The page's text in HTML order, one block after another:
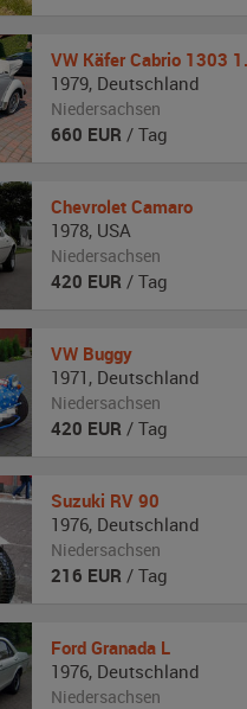
VW Käfer Cabrio 1303 1.6
1979, Deutschland
Niedersachsen
660 EUR / Tag
Chevrolet Camaro
1978, USA
Niedersachsen
420 EUR / Tag
VW Buggy
1971 , Deutschland
Niedersachsen
420 EUR / Tag
Suzuki RV 90
1976, Deutschland
Niedersachsen
216 EUR / Tag
Ford Granada L
1976, Deutschland
Niedersachsen